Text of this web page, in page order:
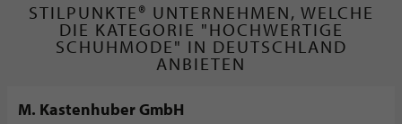
STILPUNKTE® UNTERNEHMEN, WELCHE
DIE KATEGORIE "HOCHWERTIGE
SCHUHMODE" IN DEUTSCHLAND
ANBIETEN
M. Kastenhuber GmbH